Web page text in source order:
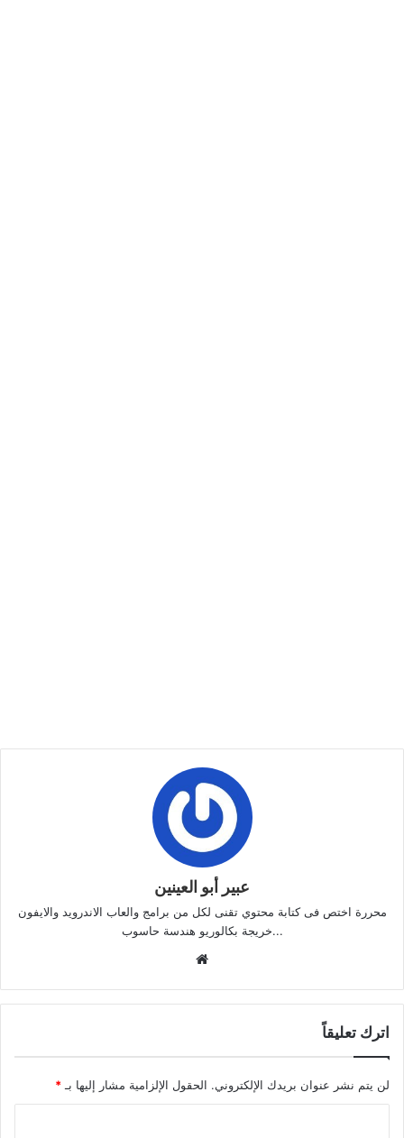
عبير أبو العينين
محررة اختص فى كتابة محتوي تقنى لكل من برامج والعاب الاندرويد والايفون
...خريجة بكالوريو هندسة حاسوب
اترك تعليقاً
لن يتم نشر عنوان بريدك الإلكتروني. الحقول الإلزامية مشار إليها بـ *